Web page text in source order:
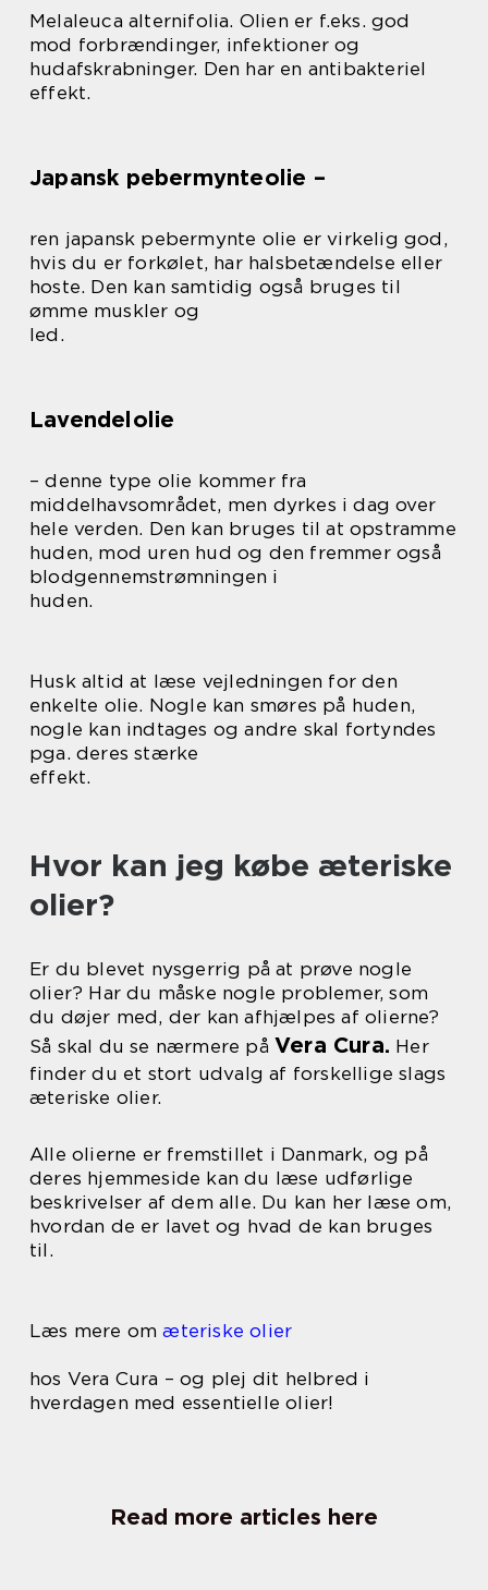
Melaleuca alternifolia. Olien er f.eks. god
mod forbrændinger, infektioner og
hudafskrabninger. Den har en antibakteriel
effekt.
Japansk pebermynteolie –
ren japansk pebermynte olie er virkelig god,
hvis du er forkølet, har halsbetændelse eller
hoste. Den kan samtidig også bruges til
ømme muskler og
led.
Lavendelolie
– denne type olie kommer fra
middelhavsområdet, men dyrkes i dag over
hele verden. Den kan bruges til at opstramme
huden, mod uren hud og den fremmer også
blodgennemstrømningen i
huden.
Husk altid at læse vejledningen for den
enkelte olie. Nogle kan smøres på huden,
nogle kan indtages og andre skal fortyndes
pga. deres stærke
effekt.
Hvor kan jeg købe æteriske
olier?
Er du blevet nysgerrig på at prøve nogle
olier? Har du måske nogle problemer, som
du døjer med, der kan afhjælpes af olierne?
Så skal du se nærmere på Vera Cura. Her
finder du et stort udvalg af forskellige slags
æteriske olier.
Alle olierne er fremstillet i Danmark, og på
deres hjemmeside kan du læse udførlige
beskrivelser af dem alle. Du kan her læse om,
hvordan de er lavet og hvad de kan bruges
til.
Læs mere omæteriske olier
hos Vera Cura – og plej dit helbred i
hverdagen med essentielle olier!
Read more articles here